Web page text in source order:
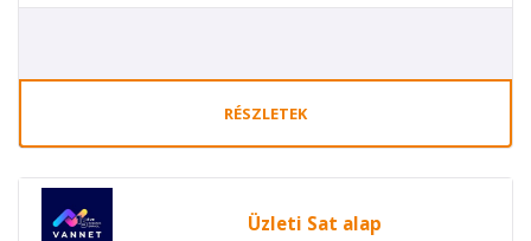
RÉSZLETEK
Üzleti Sat alap